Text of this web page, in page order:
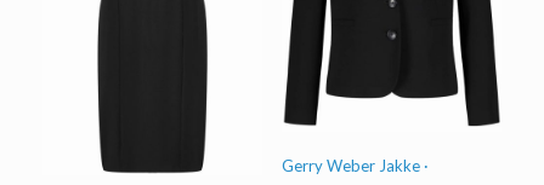
Gerry Weber Jakke ·